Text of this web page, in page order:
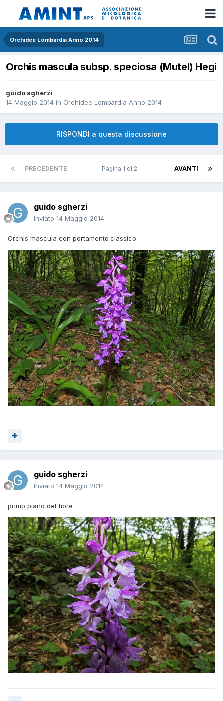
Orchidee Lombardia Anno 2014
Orchis mascula subsp. speciosa (Mutel) Hegi
guido sgherzi
14 Maggio 2014 in Orchidee Lombardia Anno 2014
RISPONDI a questa discussione
PRECEDENTE AVANTI
Pagina 1 di 2
guido sgherzi
Inviato 14 Maggio 2014
Orchis mascula con portamento classico
guido sgherzi
Inviato 14 Maggio 2014
primo piano del fiore